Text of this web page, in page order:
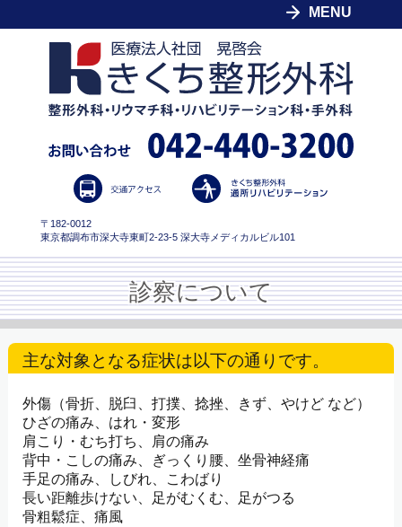
〒182-0012
東京都調布市深大寺東町2-23-5 深大寺メディカルビル101
MENU
診察について
主な対象となる症状は以下の通りです。
外傷（骨折、脱臼、打撲、捻挫、きず、やけど など）
ひざの痛み、はれ・変形
肩こり・むち打ち、肩の痛み
背中・こしの痛み、ぎっくり腰、坐骨神経痛
手足の痛み、しびれ、こわばり
長い距離歩けない、足がむくむ、足がつる
骨粗鬆症、痛風